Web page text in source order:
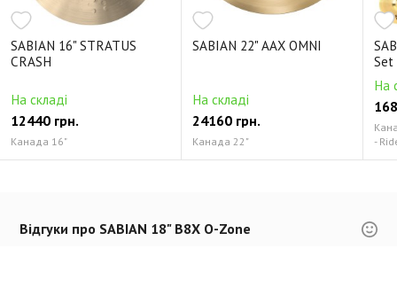
SABIAN 16" STRATUS
CRASH
На складі
12440 грн.
Канада 16"
SABIAN 22" AAX OMNI
На складі
24160 грн.
Канада 22"
Set
На
-
Відгуки про SABIAN 18" B8X O-Zone